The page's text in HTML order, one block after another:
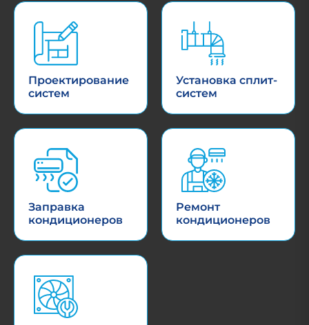
Проектирование
систем
Установка сплит-
систем
Заправка
кондиционеров
Ремонт
кондиционеров